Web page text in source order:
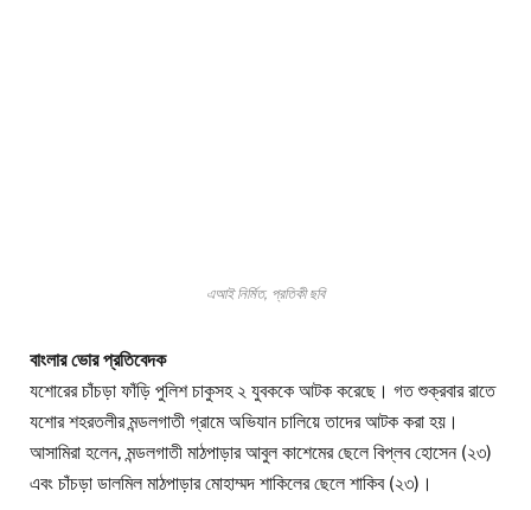
এআই নির্মিত, প্রতিকী ছবি
বাংলার ভোর প্রতিবেদক
যশোরের চাঁচড়া ফাঁড়ি পুলিশ চাকুসহ ২ যুবককে আটক করেছে। গত শুক্রবার রাতে
যশোর শহরতলীর মন্ডলগাতী গ্রামে অভিযান চালিয়ে তাদের আটক করা হয়।
আসামিরা হলেন, মন্ডলগাতী মাঠপাড়ার আবুল কাশেমের ছেলে বিপ্লব হোসেন (২৩)
এবং চাঁচড়া ডালমিল মাঠপাড়ার মোহাম্মদ শাকিলের ছেলে শাকিব (২৩)।